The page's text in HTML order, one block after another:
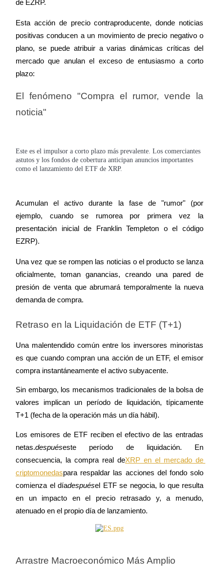
Bloqueos BTR
Inversiones exclusivas para titulares de BTR
Préstamos
Servicio de préstamos respaldado por criptomonedas
Inversión automática
Obtenga ganancias a largo plazo e intereses flexibles
Aprender Staking
Obtenga más información sobre cómo obtener ingresos pasivos
Bitrue
de EZRP.
Esta acción de precio contraproducente, donde noticias
positivas conducen a un movimiento de precio negativo o
plano, se puede atribuir a varias dinámicas críticas del
mercado que anulan el exceso de entusiasmo a corto
plazo:
El fenómeno "Compra el rumor, vende la
noticia"
Este es el impulsor a corto plazo más prevalente. Los comerciantes
astutos y los fondos de cobertura anticipan anuncios importantes
como el lanzamiento del ETF de XRP.
Acumulan el activo durante la fase de "rumor" (por
ejemplo, cuando se rumorea por primera vez la
presentación inicial de Franklin Templeton o el código
EZRP).
Una vez que se rompen las noticias o el producto se lanza
oficialmente, toman ganancias, creando una pared de
presión de venta que abrumará temporalmente la nueva
demanda de compra.
Retraso en la Liquidación de ETF (T+1)
Una malentendido común entre los inversores minoristas
es que cuando compran una acción de un ETF, el emisor
compra instantáneamente el activo subyacente.
Sin embargo, los mecanismos tradicionales de la bolsa de
valores implican un período de liquidación, típicamente
T+1 (fecha de la operación más un día hábil).
Los emisores de ETF reciben el efectivo de las entradas
netas.despuéseste período de liquidación. En
consecuencia, la compra real deXRP en el mercado de
criptomonedaspara respaldar las acciones del fondo solo
comienza el díadespuésel ETF se negocia, lo que resulta
en un impacto en el precio retrasado y, a menudo,
atenuado en el propio día de lanzamiento.
Arrastre Macroeconómico Más Amplio